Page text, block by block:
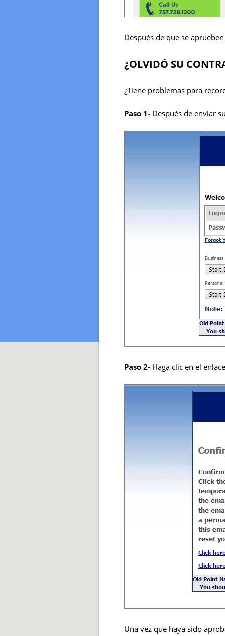
Después de que se
¿OLVIDÓ SU
¿Tiene problemas para
Paso 1- Después de enviar
Paso 2- Haga clic en el
Una vez que haya sido